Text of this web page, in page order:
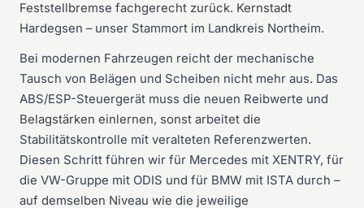
Feststellbremse fachgerecht zurück. Kernstadt
Hardegsen – unser Stammort im Landkreis Northeim.
Bei modernen Fahrzeugen reicht der mechanische
Tausch von Belägen und Scheiben nicht mehr aus. Das
ABS/ESP-Steuergerät muss die neuen Reibwerte und
Belagstärken einlernen, sonst arbeitet die
Stabilitätskontrolle mit veralteten Referenzwerten.
Diesen Schritt führen wir für Mercedes mit XENTRY, für
die VW-Gruppe mit ODIS und für BMW mit ISTA durch –
auf demselben Niveau wie die jeweilige